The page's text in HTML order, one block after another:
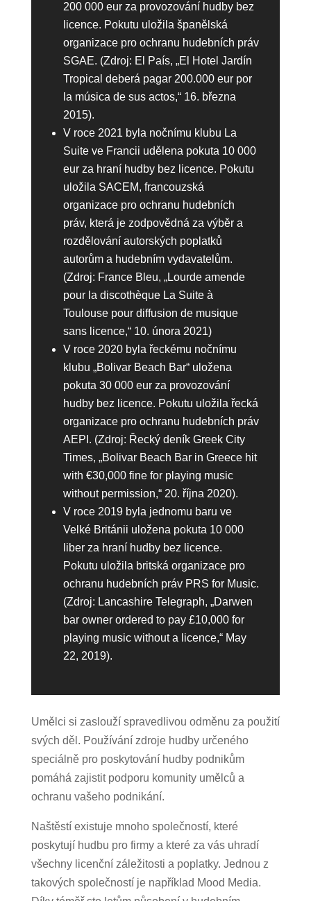
200 000 eur za provozování hudby bez
licence. Pokutu uložila španělská
organizace pro ochranu hudebních práv
SGAE. (Zdroj: El País, „El Hotel Jardín
Tropical deberá pagar 200.000 eur por
la música de sus actos,“ 16. března
2015).
V roce 2021 byla nočnímu klubu La
Suite ve Francii udělena pokuta 10 000
eur za hraní hudby bez licence. Pokutu
uložila SACEM, francouzská
organizace pro ochranu hudebních
práv, která je zodpovědná za výběr a
rozdělování autorských poplatků
autorům a hudebním vydavatelům.
(Zdroj: France Bleu, „Lourde amende
pour la discothèque La Suite à
Toulouse pour diffusion de musique
sans licence,“ 10. února 2021)
V roce 2020 byla řeckému nočnímu
klubu „Bolivar Beach Bar“ uložena
pokuta 30 000 eur za provozování
hudby bez licence. Pokutu uložila řecká
organizace pro ochranu hudebních práv
AEPI. (Zdroj: Řecký deník Greek City
Times, „Bolivar Beach Bar in Greece hit
with €30,000 fine for playing music
without permission,“ 20. října 2020).
V roce 2019 byla jednomu baru ve
Velké Británii uložena pokuta 10 000
liber za hraní hudby bez licence.
Pokutu uložila britská organizace pro
ochranu hudebních práv PRS for Music.
(Zdroj: Lancashire Telegraph, „Darwen
bar owner ordered to pay £10,000 for
playing music without a licence,“ May
22, 2019).
Umělci si zaslouží spravedlivou odměnu za použití
svých děl. Používání zdroje hudby určeného
speciálně pro poskytování hudby podnikům
pomáhá zajistit podporu komunity umělců a
ochranu vašeho podnikání.
Naštěstí existuje mnoho společností, které
poskytují hudbu pro firmy a které za vás uhradí
všechny licenční záležitosti a poplatky. Jednou z
takových společností je například Mood Media.